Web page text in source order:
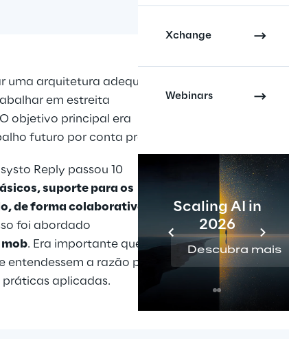
Xchange
Webinars
Scaling AI in
2026
Descubra mais
uma arquitetura adequada,
em estreita
objetivo principal era
futuro por conta própria.
Reply passou 10
suporte para os
de forma colaborativa,
foi abordado
mob. Era importante que
entendessem a razão por
práticas aplicadas.